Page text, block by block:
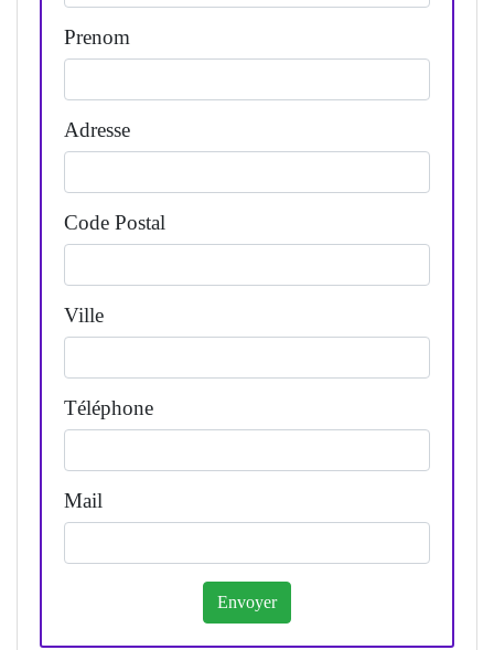
Prenom
Adresse
Code Postal
Ville
Téléphone
Mail